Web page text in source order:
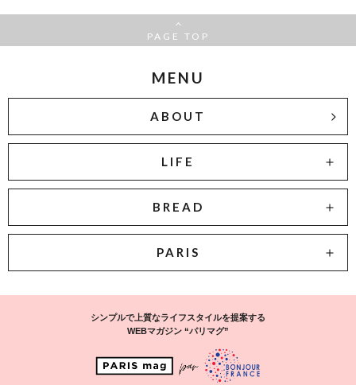
PAGE TOP
MENU
ABOUT
LIFE
BREAD
PARIS
シンプルで上質なライフスタイルを提案する
WEBマガジン “パリマグ”